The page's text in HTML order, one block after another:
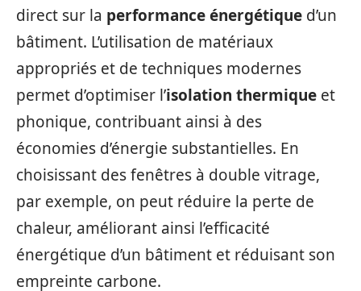
direct sur la performance énergétique d’un
bâtiment. L’utilisation de matériaux
appropriés et de techniques modernes
permet d’optimiser l’isolation thermique et
phonique, contribuant ainsi à des
économies d’énergie substantielles. En
choisissant des fenêtres à double vitrage,
par exemple, on peut réduire la perte de
chaleur, améliorant ainsi l’efficacité
énergétique d’un bâtiment et réduisant son
empreinte carbone.